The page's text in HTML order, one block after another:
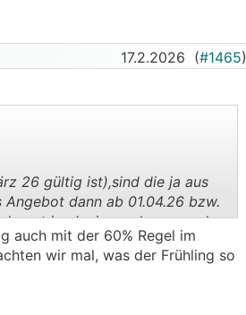
17.2.2026 (#1465)
26 gültig ist),sind die ja aus
dann ab 01.04.26 bzw.
erst im Juni umschauen und
auch mit der 60% Regel im
wir mal, was der Frühling so